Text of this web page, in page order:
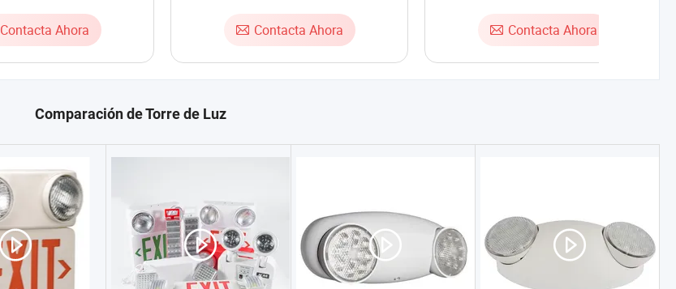
Contacta Ahora Contacta Ahora Contacta Ahora
Comparación de Torre de Luz